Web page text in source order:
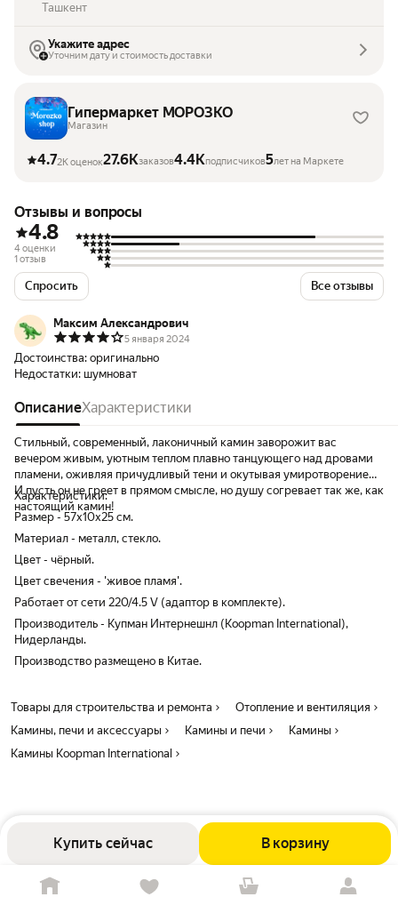
Купить сейчас В корзину
Ташкент
Укажите адрес
Уточним дату и стоимость доставки
Гипермаркет МОРОЗКО
Магазин
4.72K оценок27.6Kзаказов4.4Kподписчиков5лет на Маркете
Отзывы и вопросы
4.8
4 оценки
1 отзыв
Спросить Все отзывы
Максим Александрович
5 января 2024
Достоинства: оригинально
Недостатки: шумноват
ОписаниеХарактеристики
Стильный, современный, лаконичный камин заворожит вас
вечером живым, уютным теплом плавно танцующего над дровами
пламени, оживляя причудливый тени и окутывая умиротворением!
И пусть он не греет в прямом смысле, но душу согревает так же, как
настоящий камин!
Характеристики:
Размер - 57х10х25 см.
Материал - металл, стекло.
Цвет - чёрный.
Цвет свечения - 'живое пламя'.
Работает от сети 220/4.5 V (адаптор в комплекте).
Производитель - Купман Интернешнл (Koopman International),
Нидерланды.
Производство размещено в Китае.
Товары для строительства и ремонта
Отопление и вентиляция
Камины, печи и аксессуары
Камины и печи
Камины
Камины Koopman International